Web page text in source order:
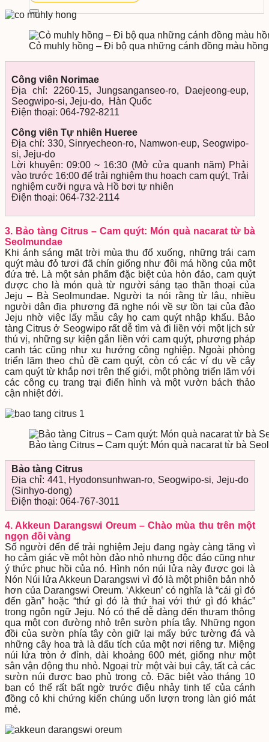
Cỏ muhly hồng – Đi bộ qua những cánh đồng màu
Công viên Norimae
Địa chỉ: 2260-15, Jungsanganseo-ro, Daejeong-eup,
Seogwipo-si, Jeju-do, Hàn Quốc
Điện thoại: 064-792-8211
Công viên Tự nhiên Hueree
Địa chỉ: 330, Sinryecheon-ro, Namwon-eup, Seogwipo-
si, Jeju-do
Lời khuyên: 09:00 ~ 16:30 (Mở cửa quanh năm) Phải
vào trước 16:00 để trải nghiệm thu hoạch cam quýt, Trải
nghiệm cưỡi ngựa và Hồ bơi tự nhiên
Điện thoại: 064-732-2114
3. Bảo tàng Citrus – Cam quýt: Món quà nacarat từ bà
Seolmundae
Khi ánh sáng mặt trời mùa thu đổ xuống, những trái cam
quýt màu đỏ tươi đã chín giống như đôi má hồng của một
đứa trẻ. Là một sản phẩm đặc biệt của hòn đảo, cam quýt
được cho là món quà từ người sáng tạo thần thoại của
Jeju – Bà Seolmundae. Người ta nói rằng từ lâu, nhiều
người dân địa phương đã nghe nói về sự tồn tại của đảo
Jeju nhờ việc lấy mẫu cây họ cam quýt nhập khẩu. Bảo
tàng Citrus ở Seogwipo rất dễ tìm và đi liền với một lịch sử
thú vị, những sự kiện gắn liền với cam quýt, phương pháp
canh tác cũng như xu hướng công nghiệp. Ngoài phòng
triển lãm theo chủ đề cam quýt, còn có các ví dụ về cây
cam quýt từ khắp nơi trên thế giới, một phòng triển lãm với
các công cụ trang trại điển hình và một vườn bách thảo
cận nhiệt đới.
Bảo tàng Citrus – Cam quýt: Món quà nacarat từ bà
Bảo tàng Citrus
Địa chỉ: 441, Hyodonsunhwan-ro, Seogwipo-si, Jeju-do
(Sinhyo-dong)
Điện thoại: 064-767-3011
4. Akkeun Darangswi Oreum – Chào mùa thu trên một
ngọn đồi vàng
Số người đến để trải nghiệm Jeju đang ngày càng tăng vì
họ cảm giác về một hòn đảo nhỏ nhưng độc đáo cũng như
ý thức phục hồi của nó. Hình nón núi lửa này được gọi là
Nón Núi lửa Akkeun Darangswi vì đó là một phiên bản nhỏ
hơn của Darangswi Oreum. ‘Akkeun’ có nghĩa là “cái gì đó
đến gần” hoặc “thứ gì đó là thứ hai với thứ gì đó khác”
trong ngôn ngữ Jeju. Nó có thể dễ dàng đến thưam thông
qua một con đường nhỏ trên sườn phía tây. Những ngọn
đồi của sườn phía tây còn giữ lại mấy bức tường đá và
những cây hoa trà là dấu tích của một nơi riêng tư. Miệng
núi lửa tròn ở đỉnh, dài khoảng 600 mét, giống như một
sân vận động thu nhỏ. Ngoại trừ một vài bụi cây, tất cả các
sườn núi được bao phủ trong cỏ. Đặc biệt vào tháng 10
bạn có thể rất bất ngờ trước điệu nhảy tinh tế của cánh
đồng cỏ khi chứng kiến chúng uốn lượn trong làn gió mát
mẻ.